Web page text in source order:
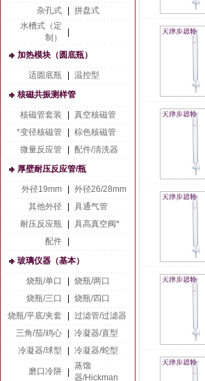
杂孔式
拼盘式
水槽式（定
制）
加热模块（圆底瓶）
适圆底瓶
温控型
核磁共振测样管
核磁管套装
真空核磁管
*变径核磁管
棕色核磁管
微量反应管
配件/清洗器
厚壁耐压反应管/瓶
外径19mm
外径26/28mm
其他外径
具通气管
耐压反应瓶
具高真空阀*
配件
玻璃仪器（基本）
烧瓶/单口
烧瓶/两口
烧瓶/三口
烧瓶/四口
烧瓶/平底/夹套
过滤管/过滤器
三角/茄/鸡心
冷凝器/直型
冷凝器/球型
冷凝器/蛇型
磨口冷阱
蒸馏
器/Hickman